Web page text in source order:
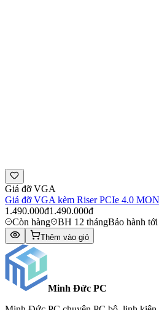
Giá đỡ VGA
Giá đỡ VGA kèm Riser PCIe 4.0
1.490.000đ1.490.000đ
Còn hàng
BH 12 thángBảo hành
Thêm vào giỏ
Minh Đức PC